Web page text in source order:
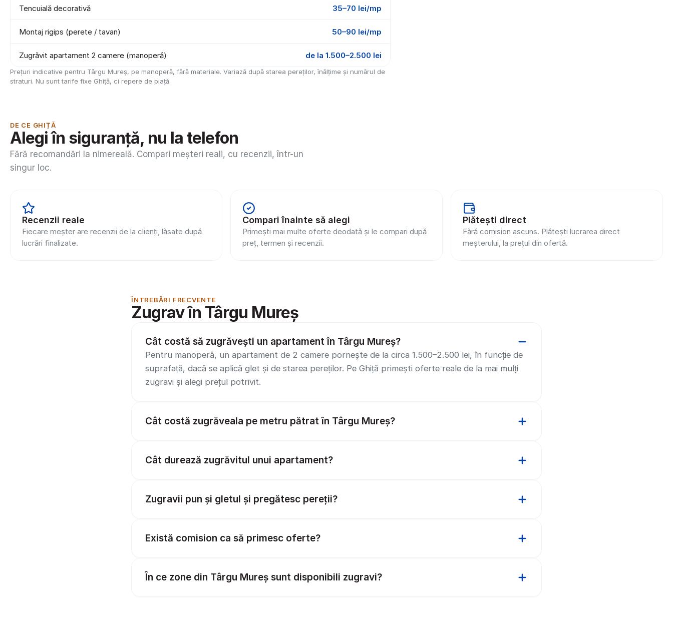
Tencuială decorativă 35–70 lei/mp
Montaj rigips (perete / tavan) 50–90 lei/mp
Zugrăvit apartament 2 camere (manoperă) de la 1.500–2.500 lei
Prețuri indicative pentru Târgu Mureș, pe manoperă, fără materiale. Variază după starea pereților, înălțime și numărul de
straturi. Nu sunt tarife fixe Ghiță, ci repere de piață.
DE CE GHIȚĂ
Alegi în siguranță, nu la telefon
Fără recomandări la nimereală. Compari meșteri reali, cu recenzii, într-un
singur loc.
Recenzii reale
Fiecare meșter are recenzii de la clienți, lăsate după
lucrări finalizate.
Compari înainte să alegi
Primești mai multe oferte deodată și le compari după
preț, termen și recenzii.
Plătești direct
Fără comision ascuns. Plătești lucrarea direct
meșterului, la prețul din ofertă.
ÎNTREBĂRI FRECVENTE
Zugrav în Târgu Mureș
Cât costă să zugrăvești un apartament în Târgu Mureș?
Pentru manoperă, un apartament de 2 camere pornește de la circa 1.500–2.500 lei, în funcție de
suprafață, dacă se aplică glet și de starea pereților. Pe Ghiță primești oferte reale de la mai mulți
zugravi și alegi prețul potrivit.
Cât costă zugrăveala pe metru pătrat în Târgu Mureș?
Cât durează zugrăvitul unui apartament?
Zugravii pun și gletul și pregătesc pereții?
Există comision ca să primesc oferte?
În ce zone din Târgu Mureș sunt disponibili zugravi?